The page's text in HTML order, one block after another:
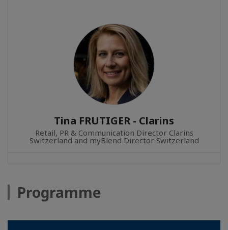
Tina FRUTIGER - Clarins
Retail, PR & Communication Director Clarins
Switzerland and myBlend Director Switzerland
Programme